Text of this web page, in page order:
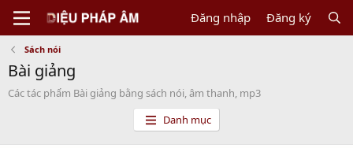
Đăng nhập Đăng ký
Sách nói
Bài giảng
Các tác phẩm Bài giảng bằng sách nói, âm thanh, mp3
Danh mục